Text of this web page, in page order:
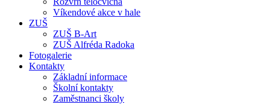
Víkendové akce v hale
ZUŠ
ZUŠ B-Art
ZUŠ Alfréda Radoka
Fotogalerie
Kontakty
Základní informace
Školní kontakty
Zaměstnanci školy